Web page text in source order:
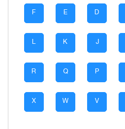
D
E
F
J
K
L
P
Q
R
V
W
X